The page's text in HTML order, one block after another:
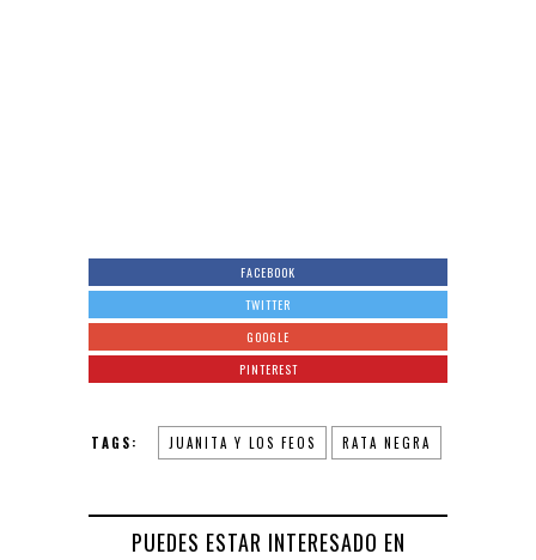
FACEBOOK
TWITTER
GOOGLE
PINTEREST
TAGS: JUANITA Y LOS FEOS RATA NEGRA
PUEDES ESTAR INTERESADO EN